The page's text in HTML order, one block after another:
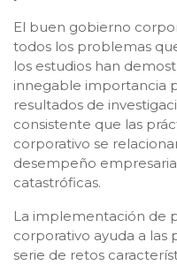
El buen gobierno
todos los problemas
los estudios han
innegable importancia
resultados de
consistente que las
corporativo se
desempeño
catastróficas.
La implementación de
corporativo ayuda a las
serie de retos